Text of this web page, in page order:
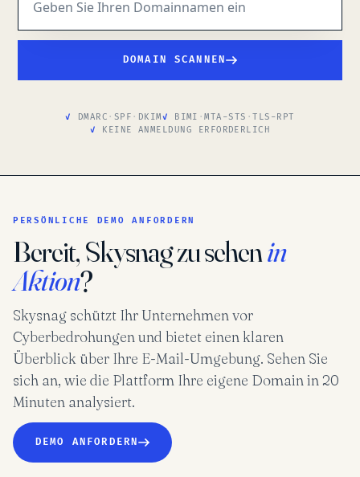
DOMAIN SCANNEN
DMARC · SPF · DKIM BIMI ·MTA-STS ·TLS-RPT
KEINE ANMELDUNG ERFORDERLICH
PERSÖNLICHE DEMO ANFORDERN
Bereit, Skysnag zu sehenin
Aktion?
Skysnag schützt Ihr Unternehmen vor
Cyberbedrohungen und bietet einen klaren
Überblick über Ihre E-Mail-Umgebung. Sehen Sie
sich an, wie die Plattform Ihre eigene Domain in 20
Minuten analysiert.
DEMO ANFORDERN